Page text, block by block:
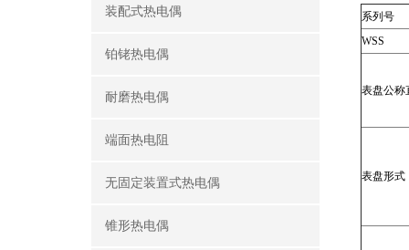
装配式热电偶
铂铑热电偶
耐磨热电偶
端面热电阻
无固定装置式热电偶
锥形热电偶
系列号
WSS
表盘公称
表盘形式